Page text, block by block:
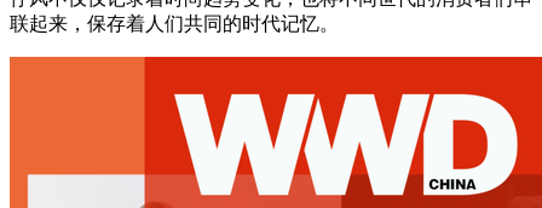
联起来，保存着人们共同的时代记忆。